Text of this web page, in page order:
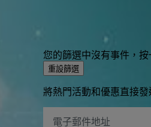
您的篩選中沒有事件，
重設篩選
將熱門活動和優惠直接
子